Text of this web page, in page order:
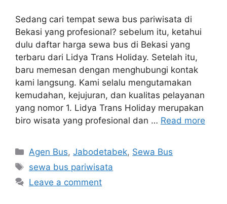
Sedang cari tempat sewa bus pariwisata di
Bekasi yang profesional? sebelum itu, ketahui
dulu daftar harga sewa bus di Bekasi yang
terbaru dari Lidya Trans Holiday. Setelah itu,
baru memesan dengan menghubungi kontak
kami langsung. Kami selalu mengutamakan
kemudahan, kejujuran, dan kualitas pelayanan
yang nomor 1. Lidya Trans Holiday merupakan
biro wisata yang profesional dan … Read more
Categories
Agen Bus,Jabodetabek, Sewa Bus
Tags
sewa bus pariwisata
Leave a comment